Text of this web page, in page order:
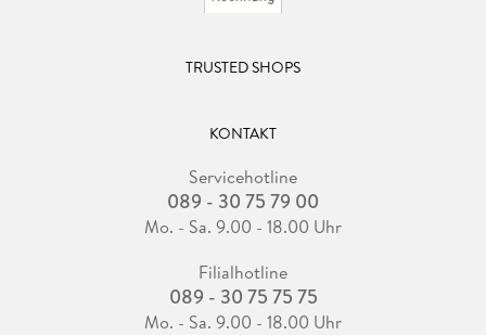
TRUSTED SHOPS
KONTAKT
Servicehotline
089 - 30 75 79 00
Mo. - Sa. 9.00 - 18.00 Uhr
Filialhotline
089 - 30 75 75 75
Mo. - Sa. 9.00 - 18.00 Uhr